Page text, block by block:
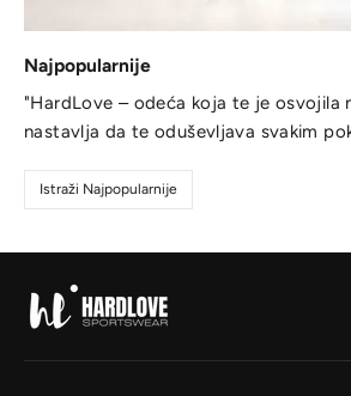
Najpopularnije
"HardLove – odeća koja te je osvojila
nastavlja da te oduševljava svakim
Istraži Najpopularnije